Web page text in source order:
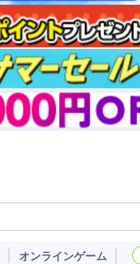
オンラインゲーム